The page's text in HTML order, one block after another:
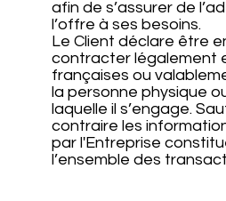
afin de s’assurer de
l’offre à ses besoins.
Le Client déclare être
contracter légalement
françaises ou
la personne physique
laquelle il s’engage.
contraire les
par l'Entreprise
l’ensemble des